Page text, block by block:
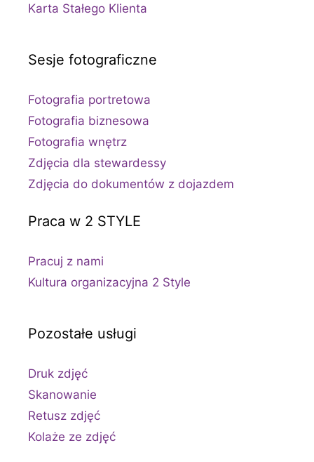
Karta Stałego Klienta
Sesje fotograficzne
Fotografia portretowa
Fotografia biznesowa
Fotografia wnętrz
Zdjęcia dla stewardessy
Zdjęcia do dokumentów z dojazdem
Praca w 2 STYLE
Pracuj z nami
Kultura organizacyjna 2 Style
Pozostałe usługi
Druk zdjęć
Skanowanie
Retusz zdjęć
Kolaże ze zdjęć